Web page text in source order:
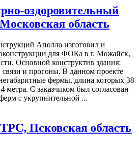
оздоровительный
область
Аполло изготовил и
для ФОКа в г. Можайск,
Основной конструктив здания:
и прогоны. В данном проекте
фермы, длина которых 38
метра. С заказчиком был согласован
с укрупнительной ...
Псковская область